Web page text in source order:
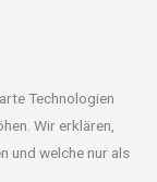
Technologien
Wir erklären,
und welche nur als